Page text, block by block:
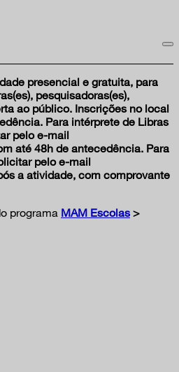
presencial e gratuita, para
pesquisadoras(es),
ao público. Inscrições no local
Para intérprete de Libras
pelo e-mail
até 48h de antecedência. Para
pelo e-mail
a atividade, com comprovante
programa MAM Escolas>